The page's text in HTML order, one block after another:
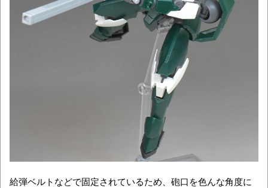
給弾ベルトなどで固定されているため、砲口を色んな角度に